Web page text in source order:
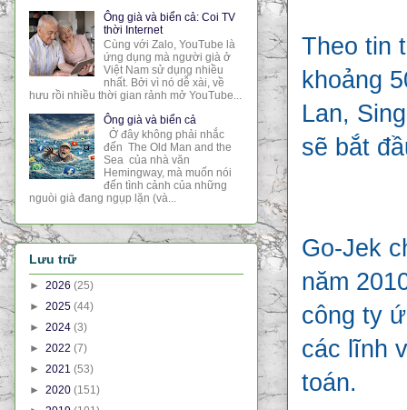
Theo tin
khoảng
Lan,
sẽ bắt
Go-Jek
năm
công ty
các lĩnh
toán.
Ông già và biển cả: Coi TV
thời Internet
Cùng với Zalo, YouTube là
ứng dụng mà người già ở
Việt Nam sử dụng nhiều
nhất. Bởi vì nó dễ xài, về
hưu rồi nhiều thời gian rảnh mở YouTube...
Ông già và biển cả
Ở đây không phải nhắc
đến The Old Man and the
Sea của nhà văn
Hemingway, mà muốn nói
đến tình cảnh của những
nguòi già đang ngụp lặn (và...
Lưu trữ
► 2026 (25)
► 2025 (44)
► 2024 (3)
► 2022 (7)
► 2021 (53)
► 2020 (151)